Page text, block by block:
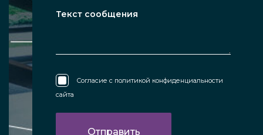
Согласие с политикой конфиденциальности
сайта